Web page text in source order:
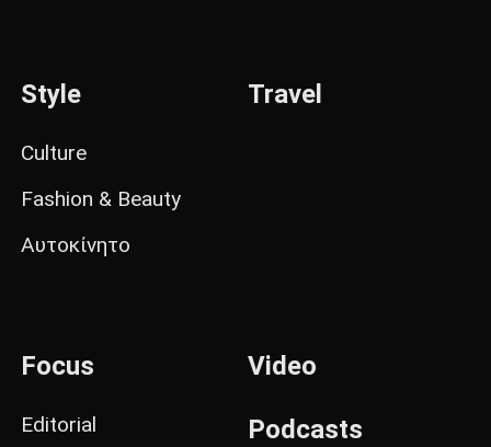
Style
Culture
Fashion & Beauty
Αυτοκίνητο
Travel
Focus
Editorial
Video
Podcasts